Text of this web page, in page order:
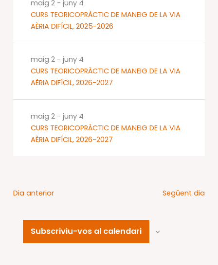
CURS TEORICOPRÀCTIC DE MANEIG DE LA VIA
AÈRIA DIFÍCIL, 2025-2026
maig 2- juny 4
CURS TEORICOPRÀCTIC DE MANEIG DE LA VIA
AÈRIA DIFÍCIL, 2026-2027
maig 2- juny 4
CURS TEORICOPRÀCTIC DE MANEIG DE LA VIA
AÈRIA DIFÍCIL, 2026-2027
maig 2- juny 4
Dia anterior Següent dia
Subscriviu-vos al calendari